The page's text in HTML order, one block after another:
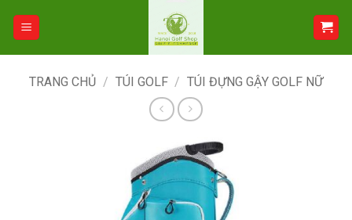
TRANG CHỦ / TÚI GOLF / TÚI ĐỰNG GẬY GOLF NỮ